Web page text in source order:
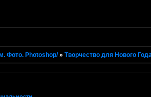
Фото. Photoshop/ »Творчество для Нового